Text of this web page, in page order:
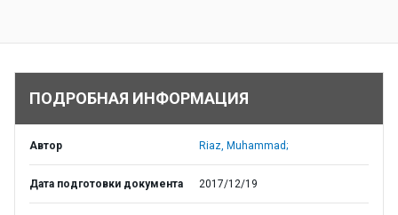
ПОДРОБНАЯ ИНФОРМАЦИЯ
Автор Riaz, Muhammad;
Дата подготовки документа 2017/12/19